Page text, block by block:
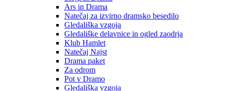
Ars in Drama
Natečaj za izvirno dramsko besedilo
Gledališka vzgoja
Gledališke delavnice in ogled zaodrja
Klub Hamlet
Natečaj Najst
Drama paket
Za odrom
Pot v Dramo
Gledališka vzgoja